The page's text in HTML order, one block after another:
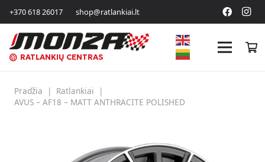
+370 618 26017 shop@ratlankiai.lt
RATLANKIŲ CENTRAS
Pradžia | Ratlankiai
|
AVUS – AF18 – MATT ANTHRACITE POLISHED